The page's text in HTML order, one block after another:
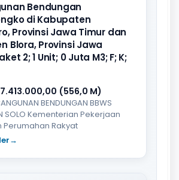
Bendungan
di Kabupaten
Provinsi Jawa Timur dan
Blora, Provinsi Jawa
2; 1 Unit; 0 Juta M3; F; K;
(556,0 M)
BENDUNGAN BBWS
SOLO Kementerian Pekerjaan
Perumahan Rakyat
→